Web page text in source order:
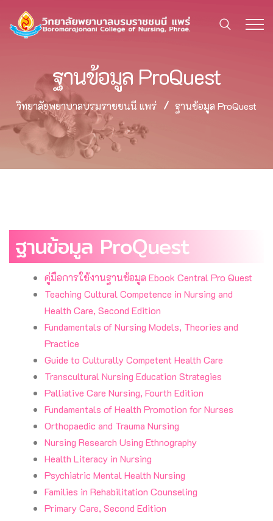
ฐานข้อมูล ProQuest
วิทยาลัยพยาบาลบรมราชชนนี แพร่ ฐานข้อมูล ProQuest
ฐานข้อมูล ProQuest
คู่มือการใช้งานฐานข้อมูล Ebook Central Pro Quest
Teaching Cultural Competence in Nursing and
Health Care, Second Edition
Fundamentals of Nursing Models, Theories and
Practice
Guide to Culturally Competent Health Care
Transcultural Nursing Education Strategies
Palliative Care Nursing, Fourth Edition
Fundamentals of Health Promotion for Nurses
Orthopaedic and Trauma Nursing
Nursing Research Using Ethnography
Health Literacy in Nursing
Psychiatric Mental Health Nursing
Families in Rehabilitation Counseling
Primary Care, Second Edition